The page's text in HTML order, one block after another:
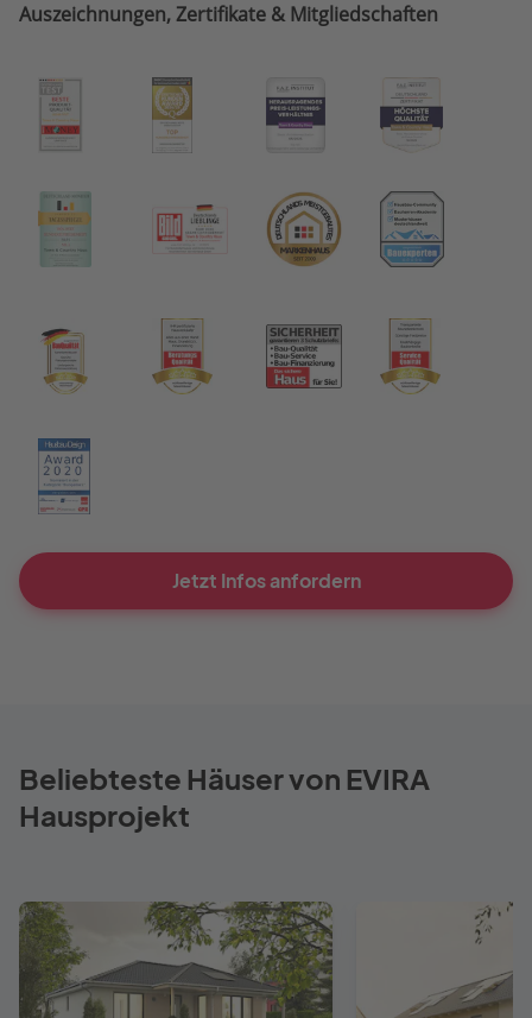
Auszeichnungen, Zertifikate & Mitgliedschaften
Jetzt Infos anfordern
Beliebteste Häuser von EVIRA
Hausprojekt